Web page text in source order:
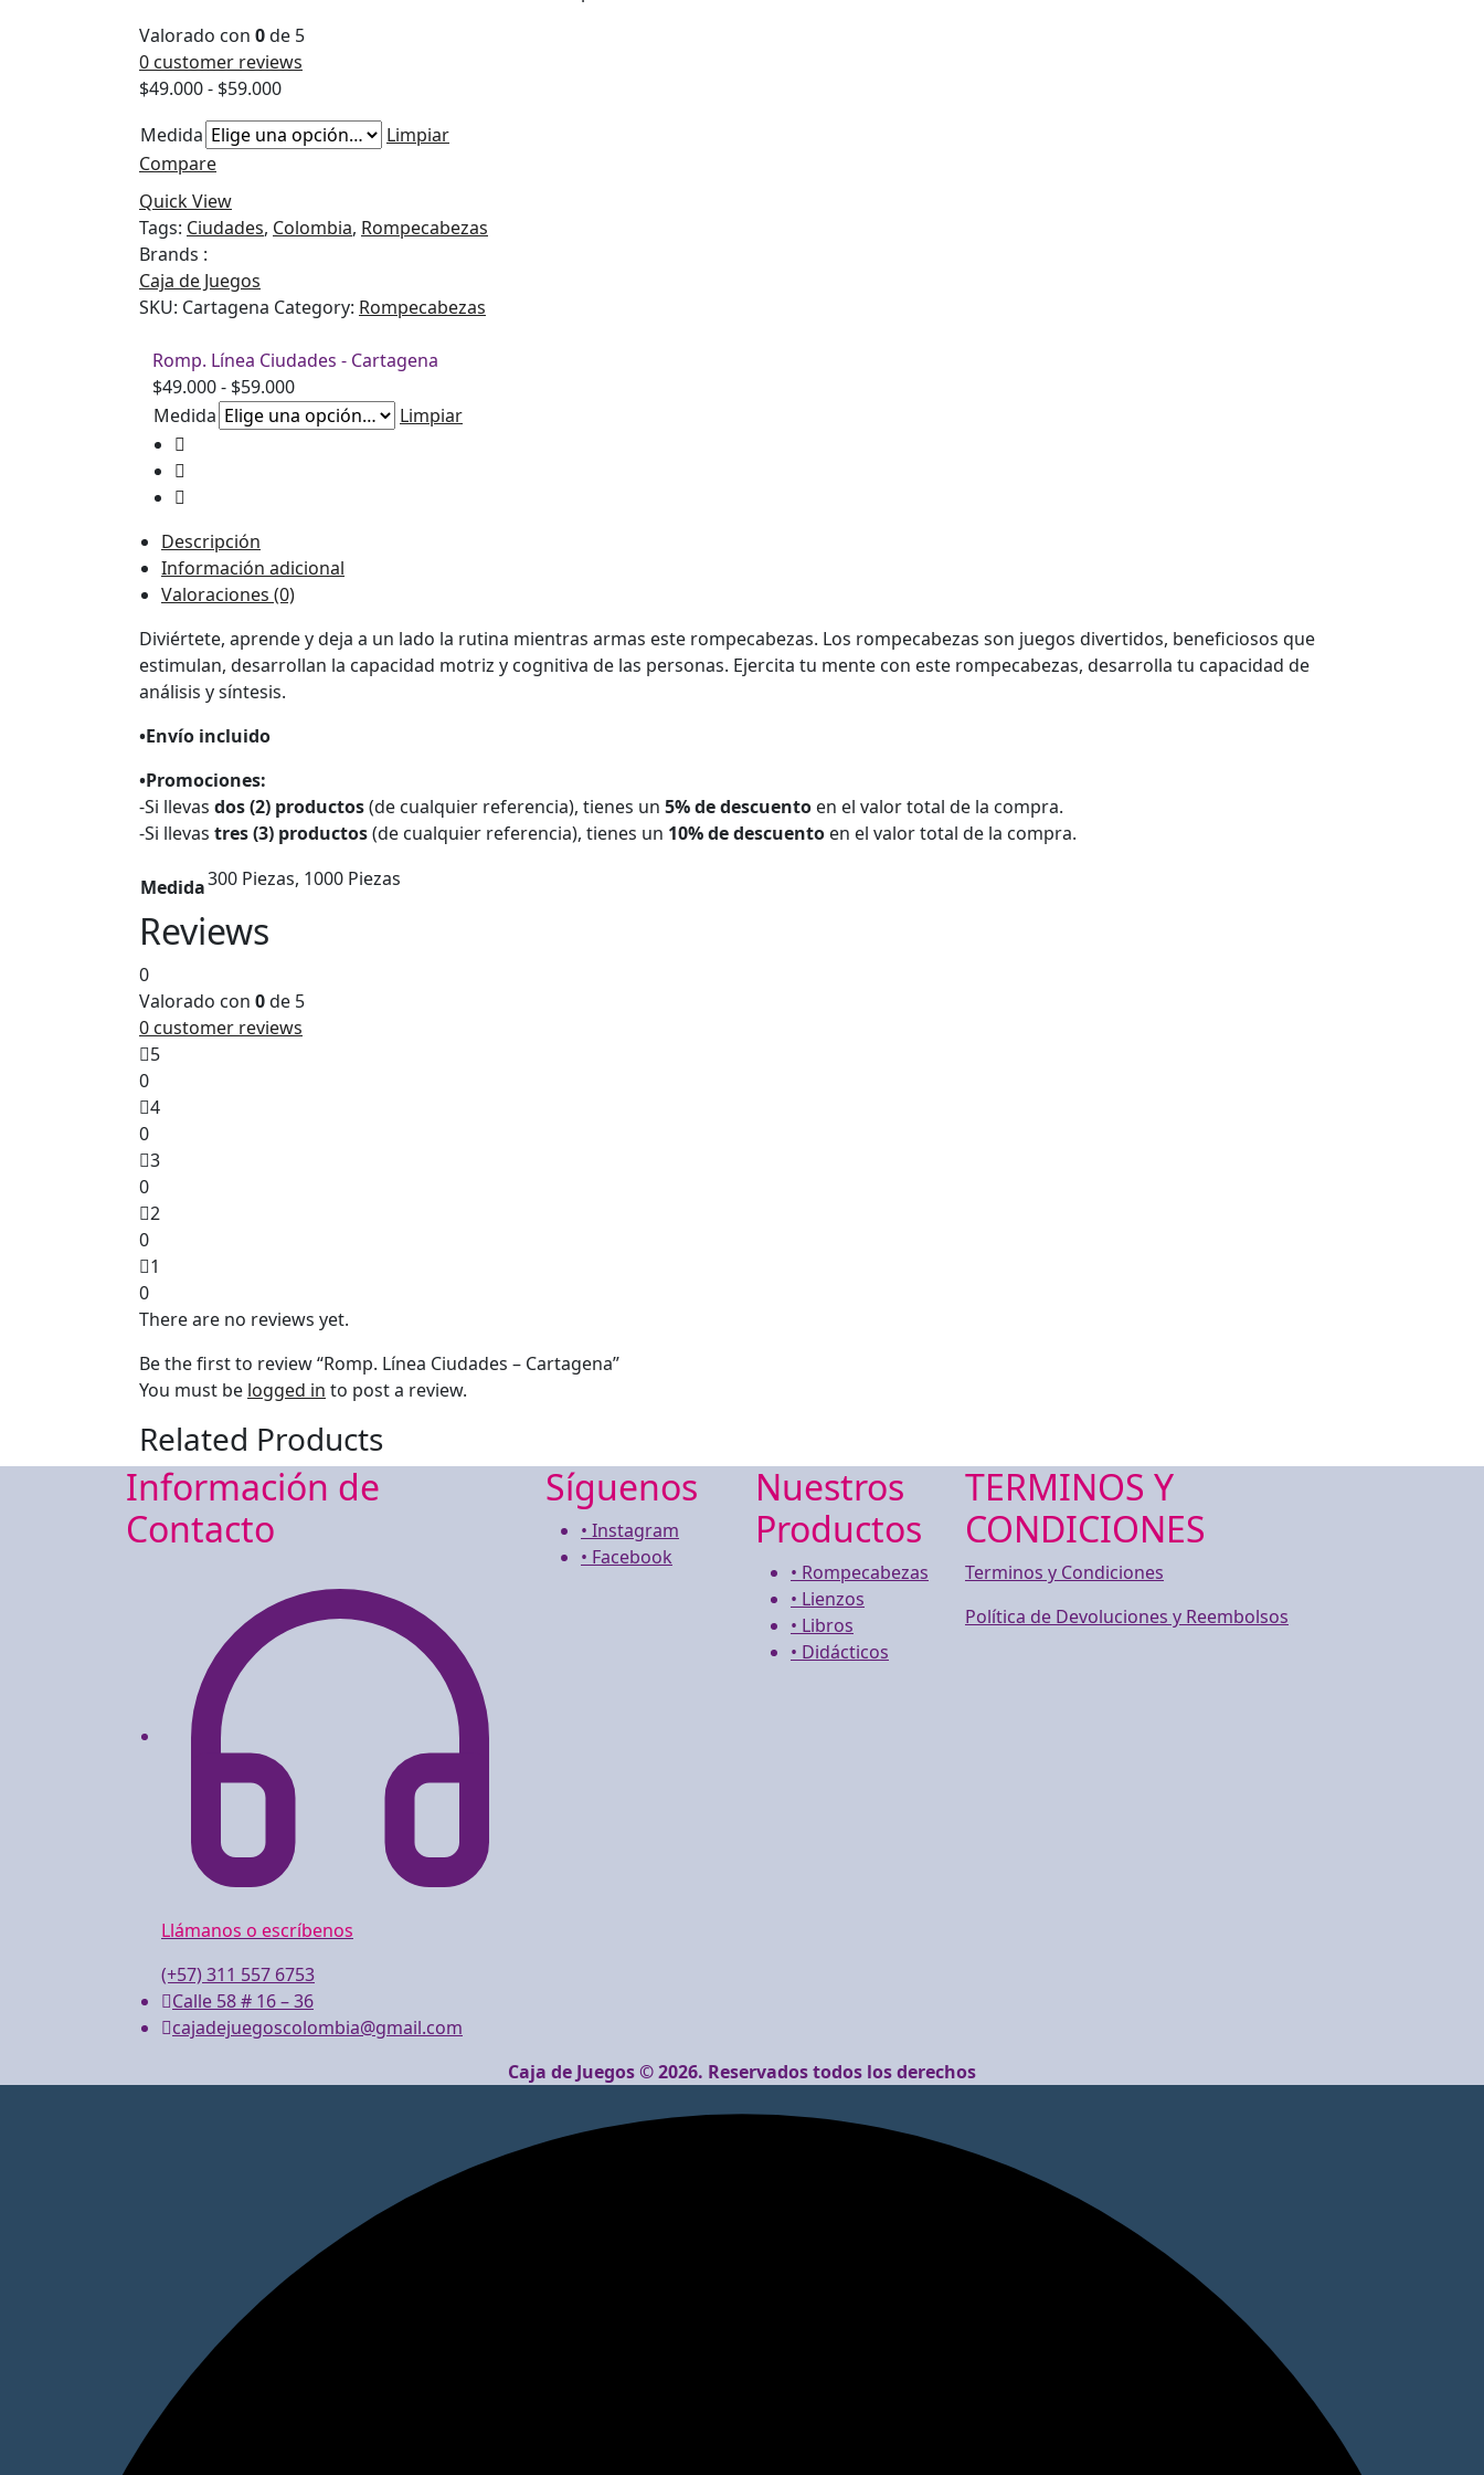
Valorado con 0de 5
0 customer reviews
$49.000- $59.000Rango
precios:
hasta
Medida
Limpiar
Compare
Quick View
Tags: Ciudades, Colombia, Rompecabezas
Brands :
Caja de Juegos
SKU: Cartagena Category: Rompecabezas
Romp. Línea Ciudades - Cartagena
$49.000- $59.000Rango
de
Medida Limpiar
Descripción
Información adicional
Valoraciones (0)
Diviértete, aprende y deja a un lado la rutina mientras armas este rompecabezas. Los rompecabezas son juegos divertidos, beneficiosos que
estimulan, desarrollan la capacidad motriz y cognitiva de las personas. Ejercita tu mente con este rompecabezas, desarrolla tu capacidad de
análisis y síntesis.
•Envío incluido
•Promociones:
-Si llevas dos (2) productos(de cualquier referencia), tienes un 5% de descuento en el valor total de la compra.
-Si llevas tres (3) productos(de cualquier referencia), tienes un 10% de descuento en el valor total de la compra.
Medida300 Piezas, 1000 Piezas
Reviews
0
Valorado con 0de 5
0 customer reviews
5
0
4
0
3
0
2
0
1
0
There are no reviews yet.
Be the first to review “Romp. Línea Ciudades – Cartagena”
You must be logged in to post a review.
Related Products
Información de
Contacto
Llámanos o escríbenos
(+57) 311 557 6753
Calle 58 # 16 – 36
cajadejuegoscolombia@gmail.com
Síguenos
• Instagram
• Facebook
Nuestros
Productos
• Rompecabezas
• Lienzos
• Libros
• Didácticos
TERMINOS Y
CONDICIONES
Terminos y Condiciones
Política de Devoluciones y Reembolsos
Caja de Juegos © 2026. Reservados todos los derechos